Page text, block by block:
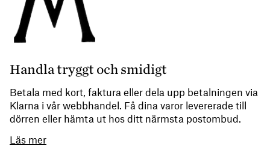
Handla tryggt och smidigt
Betala med kort, faktura eller dela upp betalningen via
Klarna i vår webbhandel. Få dina varor levererade till
dörren eller hämta ut hos ditt närmsta postombud.
Läs mer